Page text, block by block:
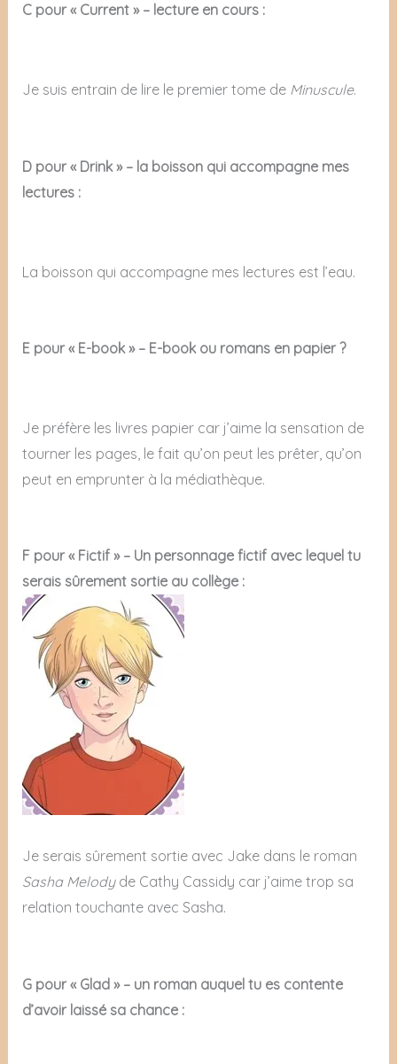
C pour « Current » – lecture en cours :
Je suis entrain de lire le premier tome de Minuscule.
D pour « Drink » – la boisson qui accompagne mes
lectures :
La boisson qui accompagne mes lectures est l’eau.
E pour « E-book » – E-book ou romans en papier ?
Je préfère les livres papier car j’aime la sensation de
tourner les pages, le fait qu’on peut les prêter, qu’on
peut en emprunter à la médiathèque.
F pour « Fictif » – Un personnage fictif avec lequel tu
serais sûrement sortie au collège :
Je serais sûrement sortie avec Jake dans le roman
Sasha Melody de Cathy Cassidy car j’aime trop sa
relation touchante avec Sasha.
G pour « Glad » – un roman auquel tu es contente
d’avoir laissé sa chance :